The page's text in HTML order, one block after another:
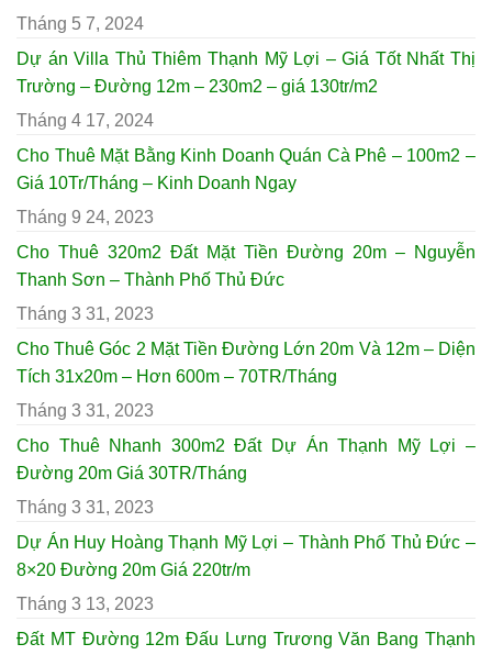
Tháng 5 7, 2024
Dự án Villa Thủ Thiêm Thạnh Mỹ Lợi – Giá Tốt Nhất Thị
Trường – Đường 12m – 230m2 – giá 130tr/m2
Tháng 4 17, 2024
Cho Thuê Mặt Bằng Kinh Doanh Quán Cà Phê – 100m2 –
Giá 10Tr/Tháng – Kinh Doanh Ngay
Tháng 9 24, 2023
Cho Thuê 320m2 Đất Mặt Tiền Đường 20m – Nguyễn
Thanh Sơn – Thành Phố Thủ Đức
Tháng 3 31, 2023
Cho Thuê Góc 2 Mặt Tiền Đường Lớn 20m Và 12m – Diện
Tích 31x20m – Hơn 600m – 70TR/Tháng
Tháng 3 31, 2023
Cho Thuê Nhanh 300m2 Đất Dự Án Thạnh Mỹ Lợi –
Đường 20m Giá 30TR/Tháng
Tháng 3 31, 2023
Dự Án Huy Hoàng Thạnh Mỹ Lợi – Thành Phố Thủ Đức –
8×20 Đường 20m Giá 220tr/m
Tháng 3 13, 2023
Đất MT Đường 12m Đấu Lưng Trương Văn Bang Thạnh